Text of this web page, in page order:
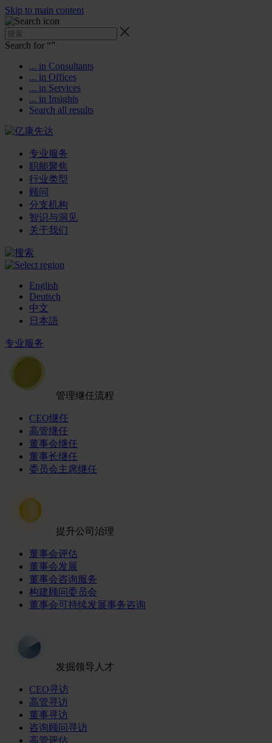
Skip to main content
Search for “”
... in Consultants
... in Offices
... in Services
... in Insights
Search all results
专业服务
职能聚焦
行业类型
顾问
分支机构
智识与洞见
关于我们
English
Deutsch
中文
日本語
专业服务
管理继任流程
CEO继任
高管继任
董事会继任
董事长继任
委员会主席继任
提升公司治理
董事会评估
董事会发展
董事会咨询服务
构建顾问委员会
董事会可持续发展事务咨询
发掘领导人才
CEO寻访
高管寻访
董事寻访
咨询顾问寻访
高管评估